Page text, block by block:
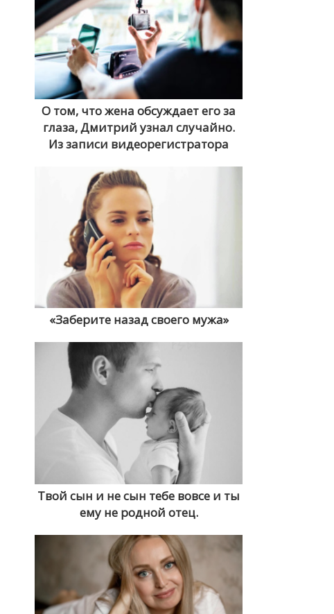
О том, что жена обсуждает его за
глаза, Дмитрий узнал случайно.
Из записи видеорегистратора
«Заберите назад своего мужа»
Твой сын и не сын тебе вовсе и ты
ему не родной отец.